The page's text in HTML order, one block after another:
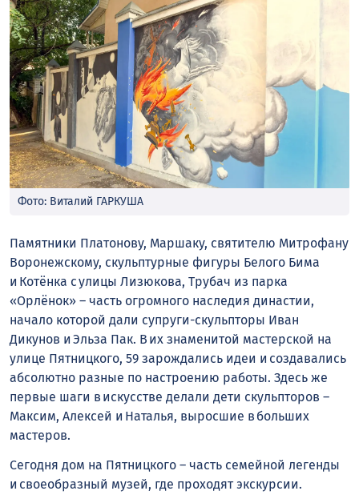
Фото: Виталий ГАРКУША
Памятники Платонову, Маршаку, святителю Митрофану
Воронежскому, скульптурные фигуры Белого Бима
и Котёнка с улицы Лизюкова, Трубач из парка
«Орлёнок» – часть огромного наследия династии,
начало которой дали супруги-скульпторы Иван
Дикунов и Эльза Пак. В их знаменитой мастерской на
улице Пятницкого, 59 зарождались идеи и создавались
абсолютно разные по настроению работы. Здесь же
первые шаги в искусстве делали дети скульпторов –
Максим, Алексей и Наталья, выросшие в больших
мастеров.
Сегодня дом на Пятницкого – часть семейной легенды
и своеобразный музей, где проходят экскурсии.